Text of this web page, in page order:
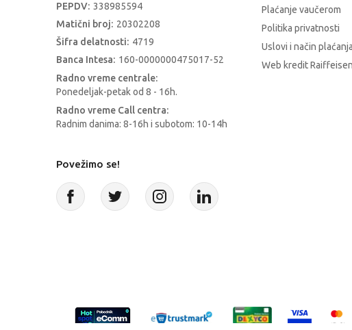
PEPDV: 338985594
Matični broj: 20302208
Šifra delatnosti: 4719
Banca Intesa: 160-0000000475017-52
Radno vreme centrale:
Ponedeljak-petak od 8 - 16h.
Radno vreme Call centra:
Radnim danima: 8-16h i subotom: 10-14h
Plaćanje vaučerom
Politika privatnosti
Uslovi i način plaćanja
Web kredit
Povežimo se!